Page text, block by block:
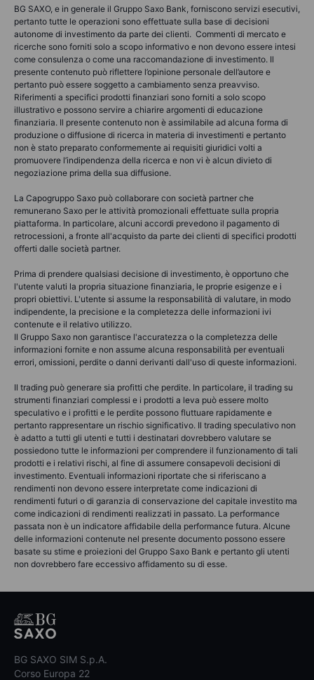
BG SAXO, e in generale il Gruppo Saxo Bank, forniscono servizi esecutivi,
pertanto tutte le operazioni sono effettuate sulla base di decisioni
autonome di investimento da parte dei clienti. Commenti di mercato e
ricerche sono forniti solo a scopo informativo e non devono essere intesi
come consulenza o come una raccomandazione di investimento. Il
presente contenuto può riflettere l’opinione personale dell’autore e
pertanto può essere soggetto a cambiamento senza preavviso.
Riferimenti a specifici prodotti finanziari sono forniti a solo scopo
illustrativo e possono servire a chiarire argomenti di educazione
finanziaria. Il presente contenuto non è assimilabile ad alcuna forma di
produzione o diffusione di ricerca in materia di investimenti e pertanto
non è stato preparato conformemente ai requisiti giuridici volti a
promuovere l’indipendenza della ricerca e non vi è alcun divieto di
negoziazione prima della sua diffusione.
La Capogruppo Saxo può collaborare con società partner che
remunerano Saxo per le attività promozionali effettuate sulla propria
piattaforma. In particolare, alcuni accordi prevedono il pagamento di
retrocessioni, a fronte all'acquisto da parte dei clienti di specifici prodotti
offerti dalle società partner.
Prima di prendere qualsiasi decisione di investimento, è opportuno che
l'utente valuti la propria situazione finanziaria, le proprie esigenze e i
propri obiettivi. L'utente si assume la responsabilità di valutare, in modo
indipendente, la precisione e la completezza delle informazioni ivi
contenute e il relativo utilizzo.
Il Gruppo Saxo non garantisce l'accuratezza o la completezza delle
informazioni fornite e non assume alcuna responsabilità per eventuali
errori, omissioni, perdite o danni derivanti dall'uso di queste informazioni.
Il trading può generare sia profitti che perdite. In particolare, il trading su
strumenti finanziari complessi e i prodotti a leva può essere molto
speculativo e i profitti e le perdite possono fluttuare rapidamente e
pertanto rappresentare un rischio significativo. Il trading speculativo non
è adatto a tutti gli utenti e tutti i destinatari dovrebbero valutare se
possiedono tutte le informazioni per comprendere il funzionamento di tali
prodotti e i relativi rischi, al fine di assumere consapevoli decisioni di
investimento. Eventuali informazioni riportate che si riferiscano a
rendimenti non devono essere interpretate come indicazioni di
rendimenti futuri o di garanzia di conservazione del capitale investito ma
come indicazioni di rendimenti realizzati in passato. La performance
passata non è un indicatore affidabile della performance futura. Alcune
delle informazioni contenute nel presente documento possono essere
basate su stime e proiezioni del Gruppo Saxo Bank e pertanto gli utenti
non dovrebbero fare eccessivo affidamento su di esse.
BG SAXO SIM S.p.A.
Corso Europa 22